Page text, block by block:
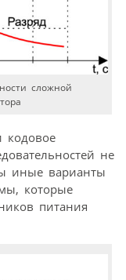
сложной
кодовое
не
иные варианты
которые
питания